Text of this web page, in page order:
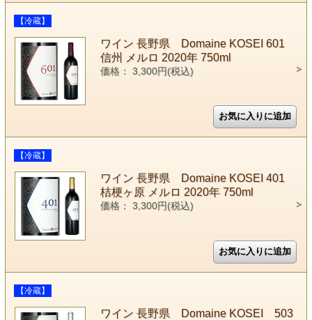
【冷蔵】
ワイン 長野県 Domaine KOSEI 601
信州 メルロ 2020年 750ml
価格： 3,300円(税込)
【冷蔵】
ワイン 長野県 Domaine KOSEI 401
桔梗ヶ原 メルロ 2020年 750ml
価格： 3,300円(税込)
【冷蔵】
ワイン 長野県 Domaine KOSEI 503